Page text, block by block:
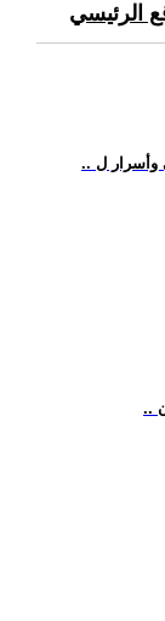
الرئيسي
وأسرار ل